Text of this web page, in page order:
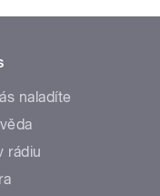
naladíte
rádiu